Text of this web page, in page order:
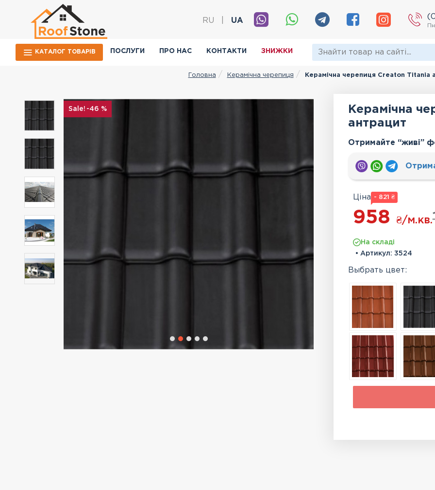
RU UA
КАТАЛОГ ТОВАРIВ ПОСЛУГИ ПРО НАС КОНТАКТИ ЗНИЖКИ
Головна Керамічна черепиця Керамічна черепиця Creaton Titania
-46 %
Керамічна
антрацит
Отримайте “живі”
Ціна - 821 ₴
958 ₴/м.кв.
На складі
• Артикул: 3524
Выбрать цвет: